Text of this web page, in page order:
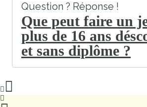
Question ? Réponse !
Que peut faire un
plus de 16 ans
et sans diplôme ?